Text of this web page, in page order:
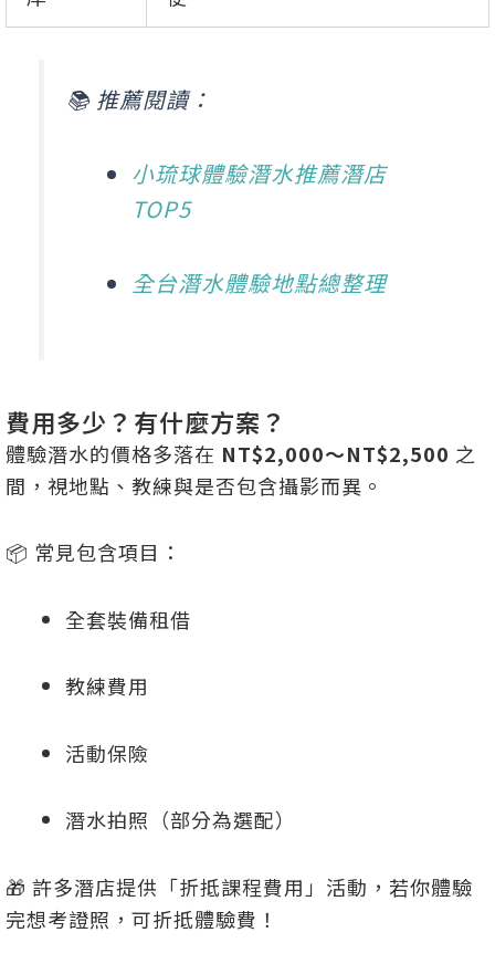
📚 推薦閱讀：
小琉球體驗潛水推薦潛店
TOP5
全台潛水體驗地點總整理
費用多少？有什麼方案？
體驗潛水的價格多落在 NT$2,000～NT$2,500 之
間，視地點、教練與是否包含攝影而異。
📦 常見包含項目：
全套裝備租借
教練費用
活動保險
潛水拍照（部分為選配）
🎁 許多潛店提供「折抵課程費用」活動，若你體驗
完想考證照，可折抵體驗費！